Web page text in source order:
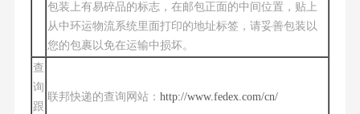
包装上有易碎品的标志，在邮包正面的中间位置，贴上
从中环运物流系统里面打印的地址标签，请妥善包装以
您的包裹以免在运输中损坏。
查
询
跟
联邦快递的查询网站： http://www.fedex.com/cn/